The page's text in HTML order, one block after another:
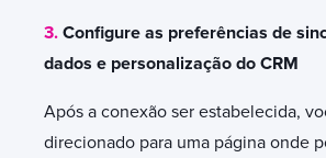
3. Configure as preferências de
dados e personalização do CRM
Após a conexão ser estabelecida,
direcionado para uma página onde